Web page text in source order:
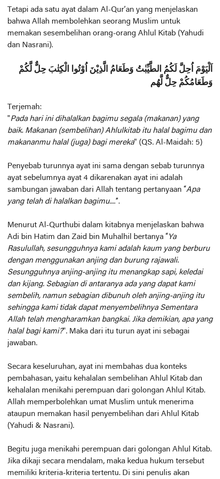
Tetapi ada satu ayat dalam Al-Qur’an yang menjelaskan
bahwa Allah membolehkan seorang Muslim untuk
memakan sesembelihan orang-orang Ahlul Kitab (Yahudi
dan Nasrani).
اَلْيَوْمَ اُحِلَّ لَكُمُ الطَّيِّبٰتُ وَطَعَامُ الَّذِيْنَ اُوْتُوا الْكِتٰبَ حِلٌّ لَّكُمْ
وَطَعَامُكُمْ حِلٌّ لَّهُم
Terjemah:
"Pada hari ini dihalalkan bagimu segala (makanan) yang
baik. Makanan (sembelihan) Ahlulkitab itu halal bagimu dan
makananmu halal (juga) bagi mereka" (QS. Al-Maidah: 5)
Penyebab turunnya ayat ini sama dengan sebab turunnya
ayat sebelumnya ayat 4 dikarenakan ayat ini adalah
sambungan jawaban dari Allah tentang pertanyaan “Apa
yang telah di halalkan bagimu....”.
Menurut Al-Qurthubi dalam kitabnya menjelaskan bahwa
Adi bin Hatim dan Zaid bin Muhalhil bertanya “Ya
Rasulullah, sesungguhnya kami adalah kaum yang berburu
dengan menggunakan anjing dan burung rajawali.
Sesungguhnya anjing-anjing itu menangkap sapi, keledai
dan kijang. Sebagian di antaranya ada yang dapat kami
sembelih, namun sebagian dibunuh oleh anjing-anjing itu
sehingga kami tidak dapat menyembelihnya Sementara
Allah telah mengharamkan bangkai. Jika demikian, apa yang
halal bagi kami?". Maka dari itu turun ayat ini sebagai
jawaban.
Secara keseluruhan, ayat ini membahas dua konteks
pembahasan, yaitu kehalalan sembelihan Ahlul Kitab dan
kehalalan menikahi perempuan dari golongan Ahlul Kitab.
Allah memperbolehkan umat Muslim untuk menerima
ataupun memakan hasil penyembelihan dari Ahlul Kitab
(Yahudi & Nasrani).
Begitu juga menikahi perempuan dari golongan Ahlul Kitab.
Jika dikaji secara mendalam, maka kedua hukum tersebut
memiliki kriteria-kriteria tertentu. Di sini penulis akan